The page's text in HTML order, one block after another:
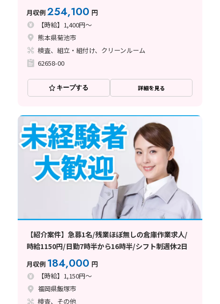
配可能求人
月収例254,100 円
【時給】1,400円～
熊本県菊池市
検査、組立・組付け、クリーンルーム
62658-00
キープする 詳細を見る
【紹介案件】急募1名/残業ほぼ無しの倉庫作業求人/
時給1150円/日勤7時半から16時半/シフト制週休2日
月収例 184,000 円
【時給】1,150円～
福岡県飯塚市
検査、その他